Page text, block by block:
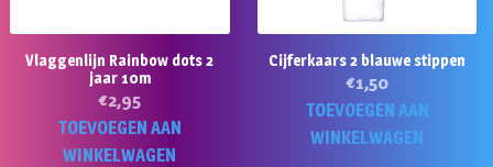
Vlaggenlijn Rainbow dots 2
jaar 10m
€2,95
TOEVOEGEN AAN
WINKELWAGEN
Cijferkaars 2 blauwe stippen
€1,50
TOEVOEGEN AAN
WINKELWAGEN